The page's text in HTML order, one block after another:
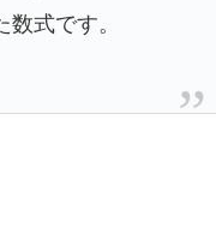
式です。